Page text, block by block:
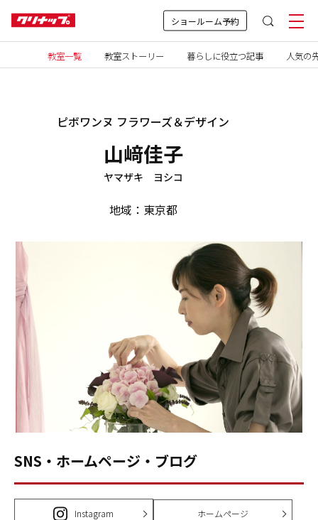
ショールーム予約
教室一覧 教室ストーリー 暮らしに役立つ記事 人気の
ピボワンヌ フラワーズ＆デザイン
山﨑佳子
ヤマザキ ヨシコ
地域：東京都
SNS・ホームページ・ブログ
Instagram ホームページ